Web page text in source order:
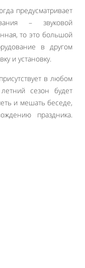
предусматривает
– звуковой
то это большой
в другом
и установку.
в любом
сезон будет
и мешать беседе,
праздника.